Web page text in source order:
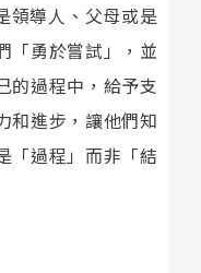
領導人、父母或是
「勇於嘗試」，並
的過程中，給予支
和進步，讓他們知
「過程」而非「結